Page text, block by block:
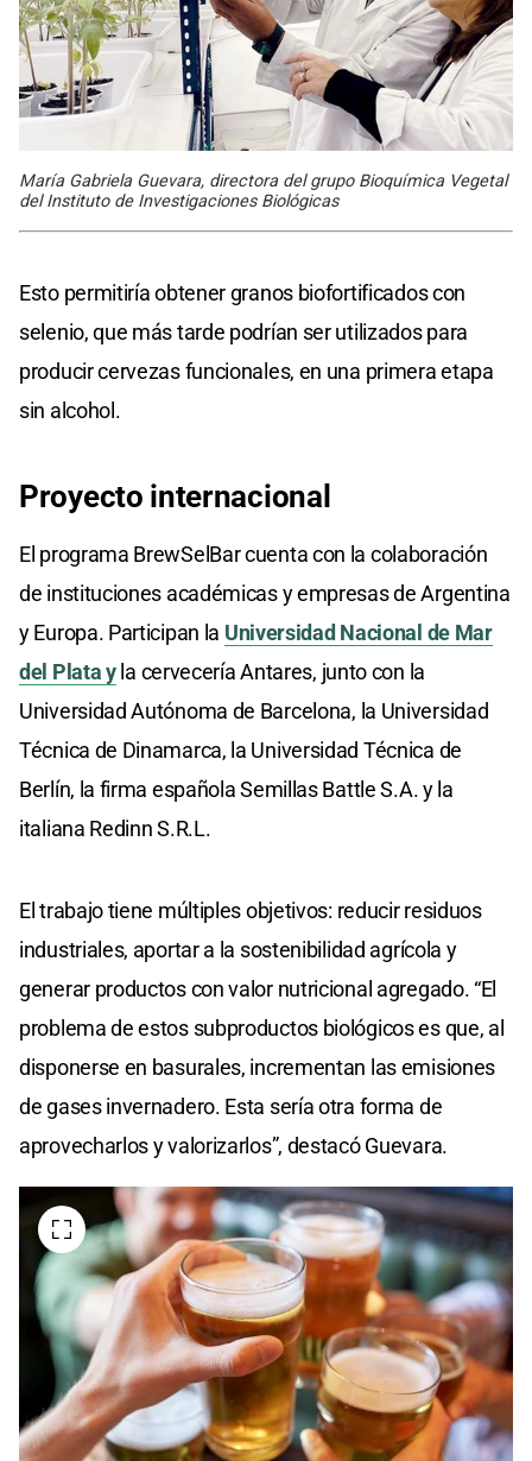
María Gabriela Guevara, directora del grupo Bioquímica Vegetal
del Instituto de Investigaciones Biológicas
Esto permitiría obtener granos biofortificados con
selenio, que más tarde podrían ser utilizados para
producir cervezas funcionales, en una primera etapa
sin alcohol.
Proyecto internacional
El programa BrewSelBar cuenta con la colaboración
de instituciones académicas y empresas de Argentina
y Europa. Participan la Universidad Nacional de Mar
del Plata yla cervecería Antares, junto con la
Universidad Autónoma de Barcelona, la Universidad
Técnica de Dinamarca, la Universidad Técnica de
Berlín, la firma española Semillas Battle S.A. y la
italiana Redinn S.R.L.
El trabajo tiene múltiples objetivos: reducir residuos
industriales, aportar a la sostenibilidad agrícola y
generar productos con valor nutricional agregado. “El
problema de estos subproductos biológicos es que, al
disponerse en basurales, incrementan las emisiones
de gases invernadero. Esta sería otra forma de
aprovecharlos y valorizarlos”, destacó Guevara.